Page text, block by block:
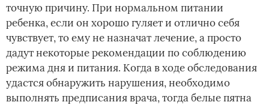
точную причину. При нормальном питании
ребенка, если он хорошо гуляет и отлично себя
чувствует, то ему не назначат лечение, а просто
дадут некоторые рекомендации по соблюдению
режима дня и питания. Когда в ходе обследования
удастся обнаружить нарушения, необходимо
выполнять предписания врача, тогда белые пятна